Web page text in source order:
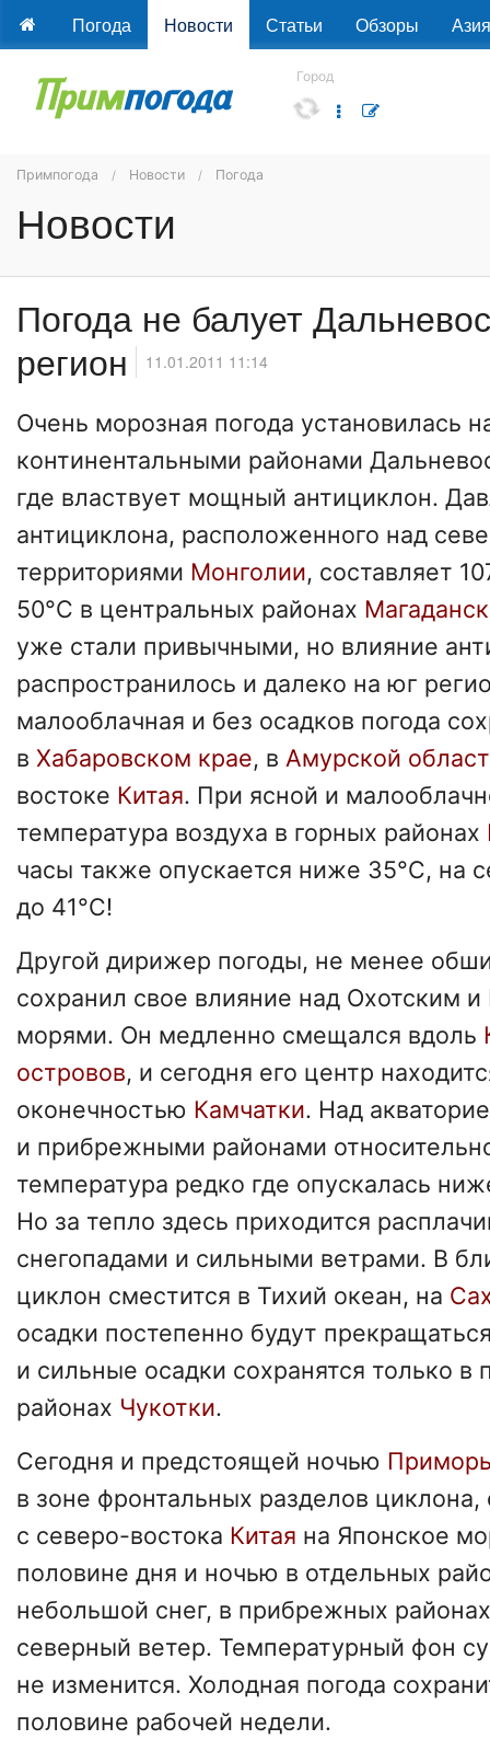
Погода Новости Статьи Обзоры Азия
Город
Примпогода Новости Погода
Новости
Погода не балует
регион
11.01.2011 11:14
Очень морозная погода установилась
континентальными районами
где властвует мощный антициклон.
антициклона, расположенного над
территориями Монголии, составляет
50°C в центральных районах
уже стали привычными, но влияние
распространилось и далеко на юг
малооблачная и без осадков погода
в Хабаровском крае, в Амурской
востоке Китая. При ясной и
температура воздуха в горных районах
часы также опускается ниже 35°C, на
до 41°C!
Другой дирижер погоды, не менее
сохранил свое влияние над Охотским
морями. Он медленно смещался вдоль
островов, и сегодня его центр
оконечностью Камчатки. Над
и прибрежными районами
температура редко где опускалась
Но за тепло здесь приходится
снегопадами и сильными ветрами. В
циклон сместится в Тихий океан, на
осадки постепенно будут
и сильные осадки сохранятся только
районах Чукотки.
Сегодня и предстоящей ночью
в зоне фронтальных разделов
с северо-востока Китая на Японское
половине дня и ночью в отдельных
небольшой снег, в прибрежных
северный ветер. Температурный фон
не изменится. Холодная погода
половине рабочей недели.